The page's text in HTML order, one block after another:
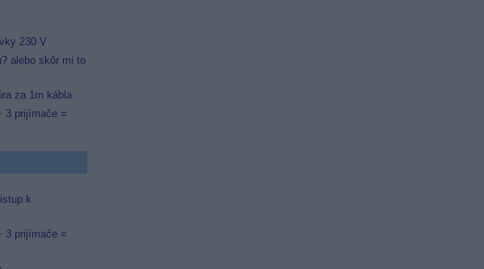
230 V
alebo skôr mi to
za 1m kábla
3 prijímače =
k
3 prijímače =